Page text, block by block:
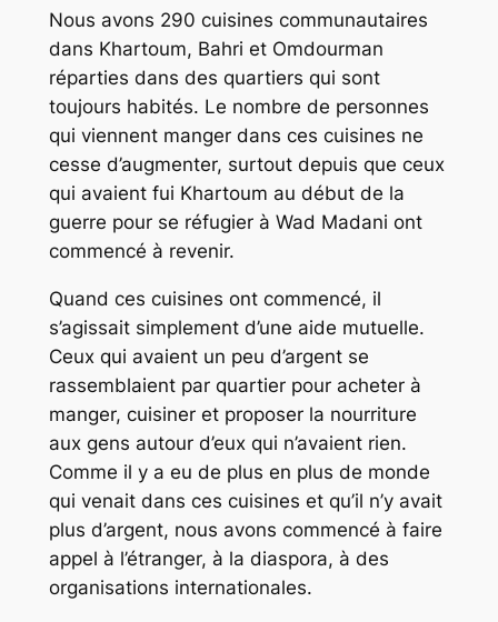
Nous avons 290 cuisines communautaires
dans Khartoum, Bahri et Omdourman
réparties dans des quartiers qui sont
toujours habités. Le nombre de personnes
qui viennent manger dans ces cuisines ne
cesse d’augmenter, surtout depuis que ceux
qui avaient fui Khartoum au début de la
guerre pour se réfugier à Wad Madani ont
commencé à revenir.
Quand ces cuisines ont commencé, il
s’agissait simplement d’une aide mutuelle.
Ceux qui avaient un peu d’argent se
rassemblaient par quartier pour acheter à
manger, cuisiner et proposer la nourriture
aux gens autour d’eux qui n’avaient rien.
Comme il y a eu de plus en plus de monde
qui venait dans ces cuisines et qu’il n’y avait
plus d’argent, nous avons commencé à faire
appel à l’étranger, à la diaspora, à des
organisations internationales.